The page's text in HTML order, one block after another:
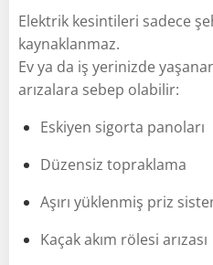
Elektrik kesintileri sadece
kaynaklanmaz.
Ev ya da iş yerinizde
arızalara sebep olabilir:
Eskiyen sigorta panoları
Düzensiz topraklama
Aşırı yüklenmiş priz
Kaçak akım rölesi arızası